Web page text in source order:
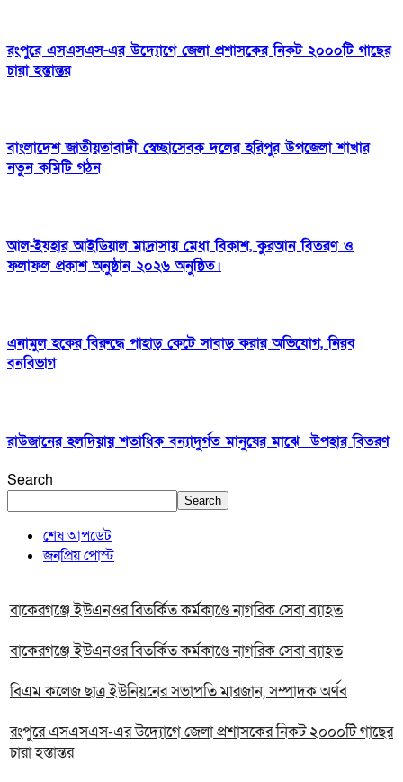
রংপুরে এসএসএস-এর উদ্যোগে জেলা প্রশাসকের নিকট ২০০০টি গাছের
চারা হস্তান্তর
বাংলাদেশ জাতীয়তাবাদী স্বেচ্ছাসেবক দলের হরিপুর উপজেলা শাখার
নতুন কমিটি গঠন
আল-ইযহার আইডিয়াল মাদ্রাসায় মেধা বিকাশ, কুরআন বিতরণ ও
ফলাফল প্রকাশ অনুষ্ঠান ২০২৬ অনুষ্ঠিত।
এনামুল হকের বিরুদ্ধে পাহাড় কেটে সাবাড় করার অভিযোগ, নিরব
বনবিভাগ
রাউজানের হলদিয়ায় শতাধিক বন্যাদুর্গত মানুষের মাঝে উপহার বিতরণ
Search
Search
শেষ আপডেট
জনপ্রিয় পোস্ট
বাকেরগঞ্জে ইউএনওর বিতর্কিত কর্মকাণ্ডে নাগরিক সেবা ব্যাহত
বাকেরগঞ্জে ইউএনওর বিতর্কিত কর্মকাণ্ডে নাগরিক সেবা ব্যাহত
বিএম কলেজ ছাত্র ইউনিয়নের সভাপতি মারজান, সম্পাদক অর্ণব
রংপুরে এসএসএস-এর উদ্যোগে জেলা প্রশাসকের নিকট ২০০০টি গাছের
চারা হস্তান্তর